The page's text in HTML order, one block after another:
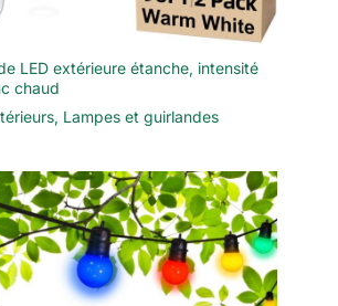
LED extérieure étanche, intensité
chaud
, Lampes et guirlandes